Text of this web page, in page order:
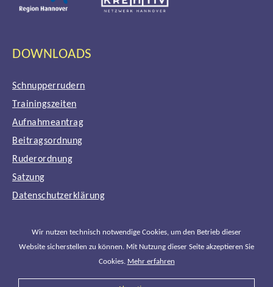
DOWNLOADS
Schnupperrudern
Trainingszeiten
Aufnahmeantrag
Beitragsordnung
Ruderordnung
Satzung
Datenschutzerklärung
Wir nutzen technisch notwendige Cookies, um den Betrieb dieser
Website sicherstellen zu können. Mit Nutzung dieser Seite akzeptieren Sie
Cookies. Mehr erfahren